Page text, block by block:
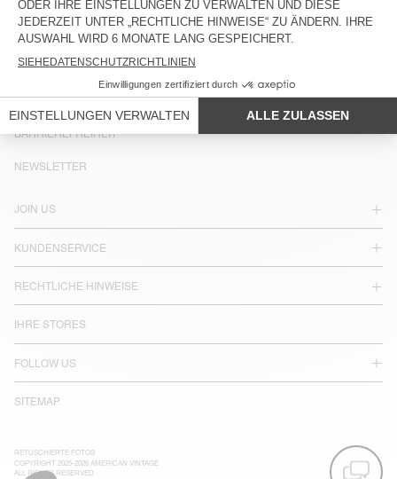
DEUTSCHLAND
SPRACHE :
BARRIEREFREIHEIT
JOIN US
KUNDENSERVICE
RECHTLICHE HINWEISE
IHRE STORES
FOLLOW US
SITEMAP
NEWSLETTER
RETUSCHIERTE FOTOS
COPYRIGHT 2025-2026 AMERICAN VINTAGE
ALL RIGHTS RESERVED